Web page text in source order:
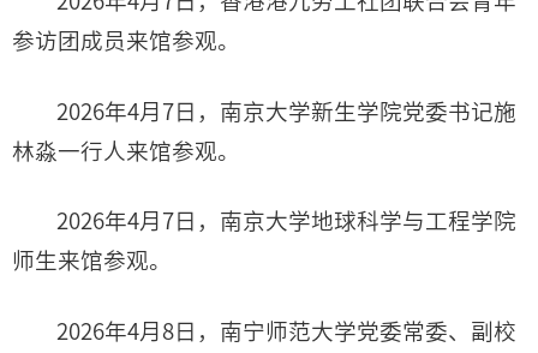
参访团成员来馆参观。
2026年4月7日，南京大学新生学院党委书记施
林淼一行人来馆参观。
2026年4月7日，南京大学地球科学与工程学院
师生来馆参观。
2026年4月8日，南宁师范大学党委常委、副校